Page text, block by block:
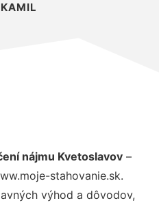
nájmu Kvetoslavov –
stahovanie.sk.
výhod a dôvodov,